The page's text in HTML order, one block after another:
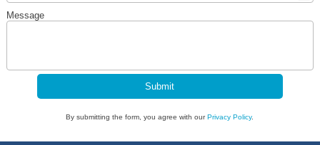
Message
By submitting the form, you agree with ourPrivacy Policy.